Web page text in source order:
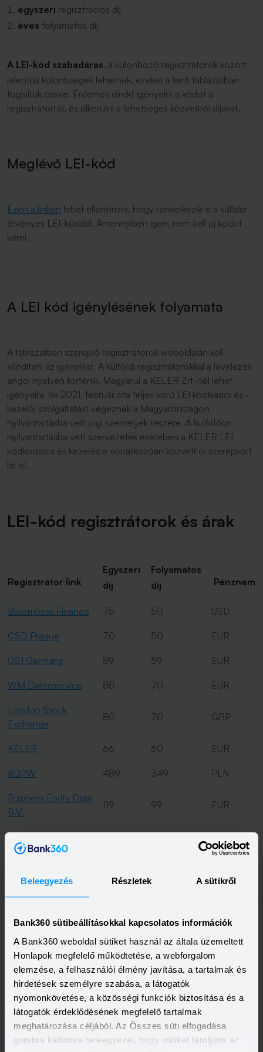
Beleegyezés Részletek A sütikről
Bank360 sütibeállításokkal kapcsolatos információk
A Bank360 weboldal sütiket használ az általa üzemeltett
Honlapok megfelelő működtetése, a webforgalom
elemzése, a felhasználói élmény javítása, a tartalmak és
hirdetések személyre szabása, a látogatók
nyomonkövetése, a közösségi funkciók biztosítása és a
látogatók érdeklődésének megfelelő tartalmak
meghatározása céljából. Az Összes süti elfogadása
gombra kattintva beleegyezel, hogy sütiket tároljunk az
egyszeri regisztrációs díj
éves folyamatos díj
A LEI-kód szabadáras, a különböző regisztrátorok között
jelentős különbségek lehetnek, ezeket a lenti táblázatban
foglaltuk össze. Érdemes direkt igényelni a kódot a
regisztrátortól, és elkerülni a lehetséges közvetítői díjakat.
Meglévő LEI-kód
Ezen a linken lehet ellenőrizni, hogy rendelkezik-e a vállalat
érvényes LEI-kóddal. Amennyiben igen, nem kell új kódot
kérni.
A LEI kód igénylésének folyamata
A táblázatban szereplő regisztrátorok weboldalán kell
elindítani az igénylést. A külföldi regisztrátorokkal a levelezés
angol nyelven történik. Magyarul a KELER Zrt-nél lehet
igényelni, ők 2021. február óta teljes körű LEI kódkiadói és -
kezelői szolgáltatást végeznek a Magyarországon
nyilvántartásba vett jogi személyek részére. A külföldön
nyilvántartásba vett szervezetek esetében a KELER LEI
kódkiadásra és kezelésre vonatkozóan közvetítői szerepkört
lát el.
LEI-kód regisztrátorok és árak
Regisztrátor link
Egyszeri
díj
Folyamatos
díj
Pénznem
Bloomberg Finance 75 50 USD
CSD Prague 70 50 EUR
GS1 Germany 89 59 EUR
WM Datenservice 80 70 EUR
London Stock
Exchange
80 70 GBP
KELER 66 60 EUR
KDPW 489 349 PLN
Business Entity Data
B.V.
119 99 EUR
A külfödi regisztrátoroknál a díjakat a táblázatban megadott
devizában kell kifizetni. A tényleges, forintban számolt
módjától és az adott deviza aktuálisárfolyamától.
Kapcsolódó címkék
VÁLLALKOZÓI SZÁMLA ÉRTÉKPAPÍR SZÁMLA